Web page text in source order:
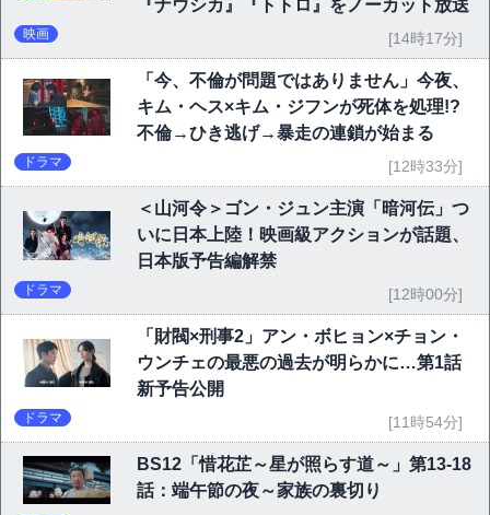
『ナウシカ』『トトロ』をノーカット放送
映画 [14時17分]
「今、不倫が問題ではありません」今夜、
キム・ヘス×キム・ジフンが死体を処理!?
不倫→ひき逃げ→暴走の連鎖が始まる
ドラマ [12時33分]
＜山河令＞ゴン・ジュン主演「暗河伝」つ
いに日本上陸！映画級アクションが話題、
日本版予告編解禁
ドラマ [12時00分]
「財閥×刑事2」アン・ボヒョン×チョン・
ウンチェの最悪の過去が明らかに…第1話
新予告公開
ドラマ [11時54分]
BS12「惜花芷～星が照らす道～」第13-18
話：端午節の夜～家族の裏切り